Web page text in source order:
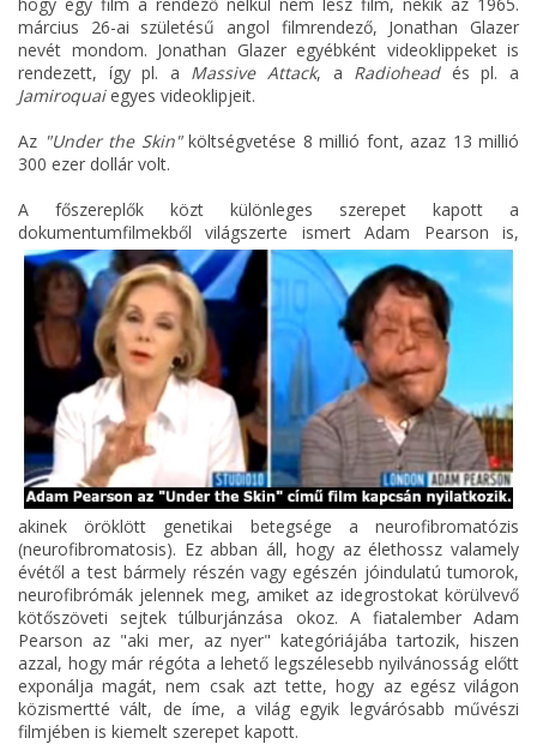
március 26-ai születésű angol filmrendező, Jonathan Glazer
nevét mondom. Jonathan Glazer egyébként videoklippeket is
rendezett, így pl. a Massive Attack, a Radioheadés pl. a
Jamiroquaiegyes videoklipjeit.
Az "Under the Skin"költségvetése 8 millió font, azaz 13 millió
300 ezer dollár volt.
A főszereplők közt különleges szerepet kapott a
dokumentumfilmekből világszerte ismertAdam Pearson is,
akinek öröklött genetikai betegsége a neurofibromatózis
(neurofibromatosis). Ez abban áll, hogy az élethossz valamely
évétől a test bármely részén vagy egészén jóindulatú tumorok,
neurofibrómák jelennek meg, amiket az idegrostokat körülvevő
kötőszöveti sejtek túlburjánzása okoz. A fiatalember Adam
Pearson az "aki mer, az nyer" kategóriájába tartozik, hiszen
azzal, hogy már régóta a lehető legszélesebb nyilvánosság előtt
exponálja magát, nem csak azt tette, hogy az egész világon
közismertté vált, de íme, a világ egyik legvárósabb művészi
filmjében is kiemelt szerepet kapott.